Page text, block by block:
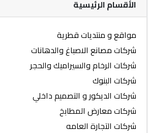
الأقسام الرئيسية
مواقع و منتديات قطرية
شركات مصانع الاصباغ والدهانات
شركات الرخام والسيراميك والحجر
شركات البنوك
شركات الديكور و التصميم داخلي
شركات معارض المطابخ
شركات التجارة العامه